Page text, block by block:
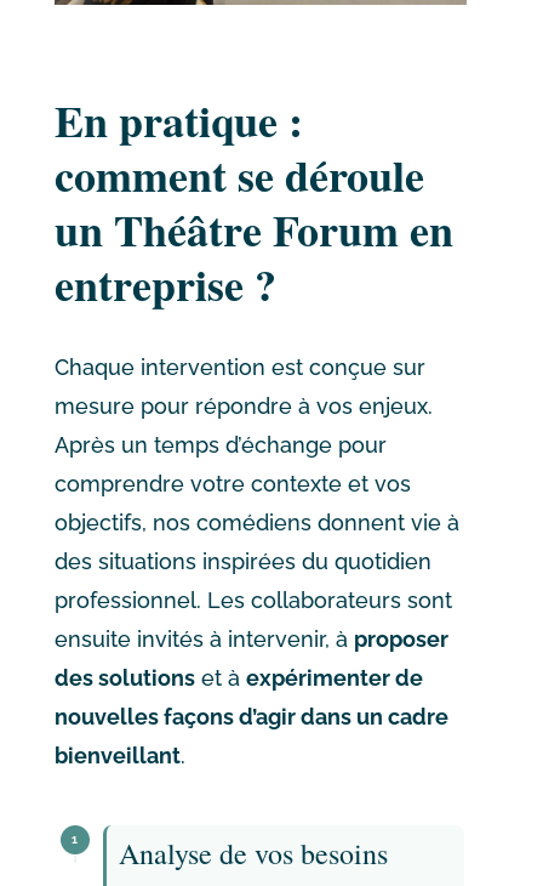
En pratique :
comment se déroule
un Théâtre Forum en
entreprise ?
Chaque intervention est conçue sur
mesure pour répondre à vos enjeux.
Après un temps d’échange pour
comprendre votre contexte et vos
objectifs, nos comédiens donnent vie à
des situations inspirées du quotidien
professionnel. Les collaborateurs sont
ensuite invités à intervenir, à proposer
des solutionset à expérimenter de
nouvelles façons d’agir dans un cadre
bienveillant.
1 Analyse de vos besoins